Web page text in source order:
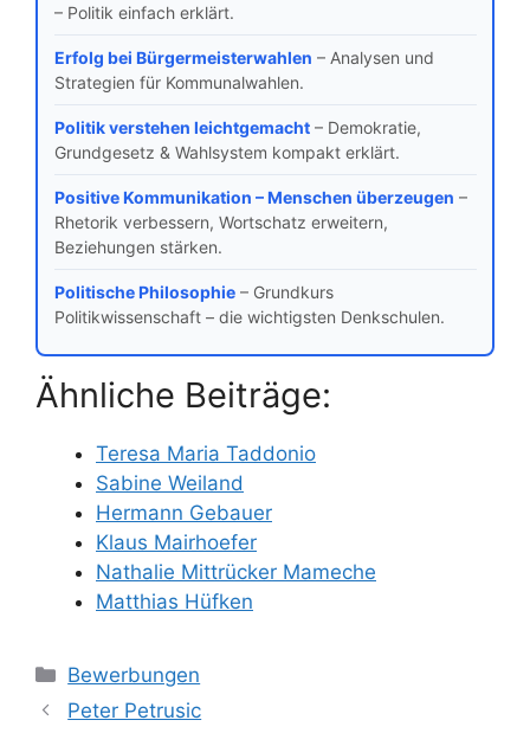
– Politik einfach erklärt.
Erfolg bei Bürgermeisterwahlen – Analysen und
Strategien für Kommunalwahlen.
Politik verstehen leichtgemacht– Demokratie,
Grundgesetz & Wahlsystem kompakt erklärt.
Positive Kommunikation – Menschen überzeugen –
Rhetorik verbessern, Wortschatz erweitern,
Beziehungen stärken.
Politische Philosophie– Grundkurs
Politikwissenschaft – die wichtigsten Denkschulen.
Ähnliche Beiträge:
Teresa Maria Taddonio
Sabine Weiland
Hermann Gebauer
Klaus Mairhoefer
Nathalie Mittrücker Mameche
Matthias Hüfken
Kategorien
Bewerbungen
Peter Petrusic